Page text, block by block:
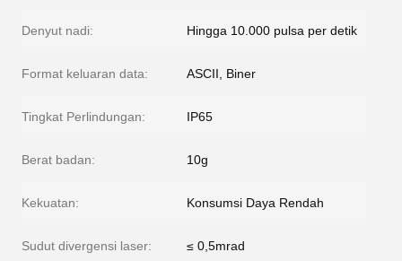
Denyut nadi: Hingga 10.000 pulsa per detik
Format keluaran data: ASCII, Biner
Tingkat Perlindungan: IP65
Berat badan: 10g
Kekuatan: Konsumsi Daya Rendah
Sudut divergensi laser: ≤ 0,5mrad